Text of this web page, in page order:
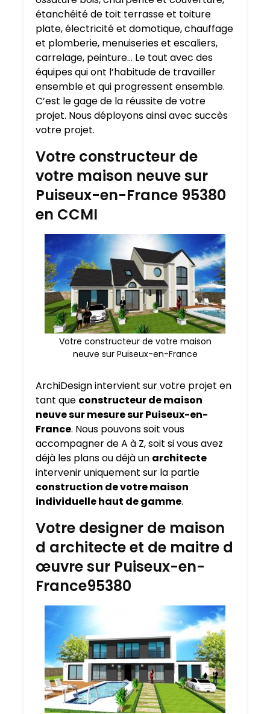
étanchéité de toit terrasse et toiture
plate, électricité et domotique, chauffage
et plomberie, menuiseries et escaliers,
carrelage, peinture… Le tout avec des
équipes qui ont l’habitude de travailler
ensemble et qui progressent ensemble.
C’est le gage de la réussite de votre
projet. Nous déployons ainsi avec succès
votre projet.
Votre constructeur de
votre maison neuve sur
Puiseux-en-France 95380
en CCMI
Votre constructeur de votre maison
neuve sur Puiseux-en-France
ArchiDesign intervient sur votre projet en
tant que constructeur de maison
neuve sur mesure surPuiseux-en-
France. Nous pouvons soit vous
accompagner de A à Z, soit si vous avez
déjà les plans ou déjà un architecte
intervenir uniquement sur la partie
construction de votre maison
individuelle haut de gamme.
Votre designer de maison
d architecte et de maitre d
œuvre sur Puiseux-en-
France95380